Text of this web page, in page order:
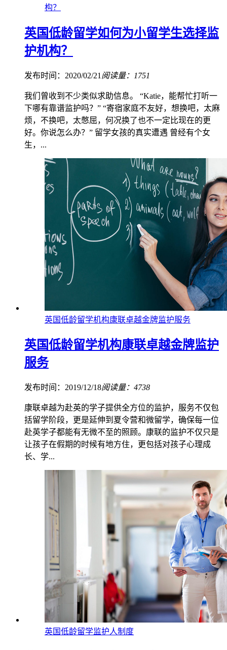
构？
英国低龄留学如何为小留学生选择监
护机构？
发布时间：2020/02/21 阅读量：1751
我们曾收到不少类似求助信息。 “Katie，能帮忙打听一
下哪有靠谱监护吗？” “寄宿家庭不友好，想换吧，太麻
烦，不换吧，太憋屈，何况换了也不一定比现在的更
好。你说怎么办？” 留学女孩的真实遭遇 曾经有个女
生，...
英国低龄留学机构康联卓越金牌监护服务
英国低龄留学机构康联卓越金牌监护
服务
发布时间：2019/12/18阅读量：4738
康联卓越为赴英的学子提供全方位的监护，服务不仅包
括留学阶段，更是延伸到夏令营和微留学，确保每一位
赴英学子都能有无微不至的照顾。康联的监护不仅只是
让孩子在假期的时候有地方住，更包括对孩子心理成
长、学...
英国低龄留学监护人制度